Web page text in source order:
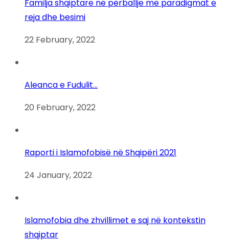
Familja shqiptare në përballje me paradigmat e
reja dhe besimi
22 February, 2022
Aleanca e Fudulit…
20 February, 2022
Raporti i Islamofobisë në Shqipëri 2021
24 January, 2022
Islamofobia dhe zhvillimet e saj në kontekstin
shqiptar